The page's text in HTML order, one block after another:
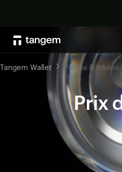
Prix
Tangem Wallet Pièces & tokens